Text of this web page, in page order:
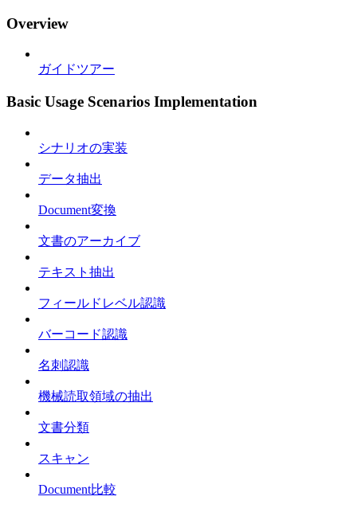
Overview
ガイドツアー
Basic Usage Scenarios Implementation
シナリオの実装
データ抽出
Document変換
文書のアーカイブ
テキスト抽出
フィールドレベル認識
バーコード認識
名刺認識
機械読取領域の抽出
文書分類
スキャン
Document比較